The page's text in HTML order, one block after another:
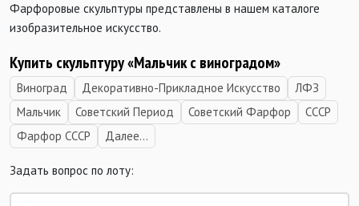
Фарфоровые скульптуры представлены в нашем каталоге
изобразительное искусство.
Купить скульптуру «Мальчик с виноградом»
Виноград Декоративно-Прикладное Искусство
ЛФЗ
Мальчик
Советский Период Советский Фарфор
СССР
Фарфор СССР
Далее...
Задать вопрос по лоту: